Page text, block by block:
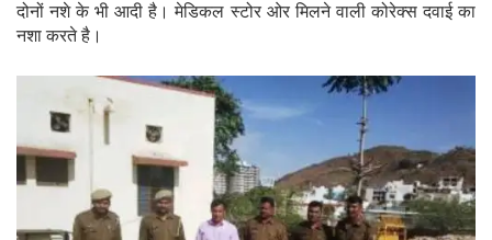
दोनों नशे के भी आदी है। मेडिकल स्टोर ओर मिलने वाली कोरेक्स दवाई का
नशा करते है।